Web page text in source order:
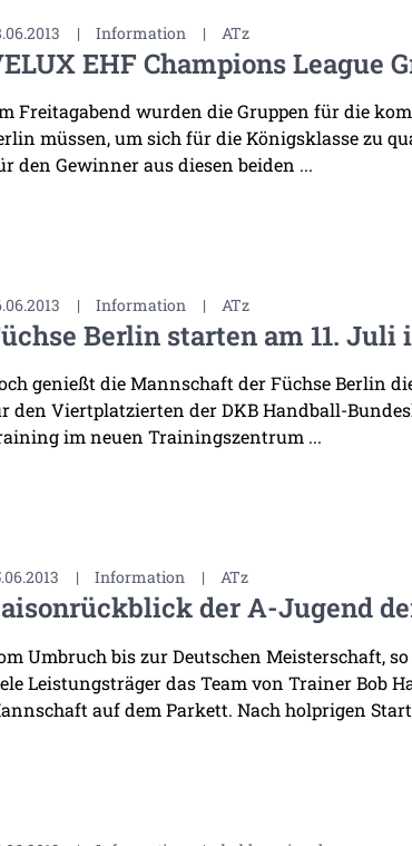
| Information | ATz
EHF Champions League
Freitagabend wurden die Gruppen für die
müssen, um sich für die Königsklasse zu
den Gewinner aus diesen beiden ...
| Information | ATz
Berlin starten am 11.
genießt die Mannschaft der Füchse Berlin
den Viertplatzierten der DKB Handball-
im neuen Trainingszentrum ...
| Information | ATz
der A-Jugend
Umbruch bis zur Deutschen Meisterschaft,
Leistungsträger das Team von Trainer Bob
auf dem Parkett. Nach holprigen